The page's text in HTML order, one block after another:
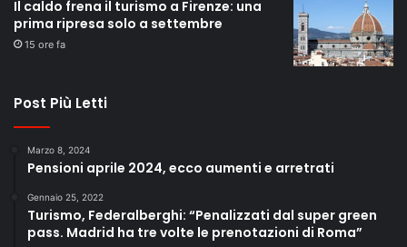
Il caldo frena il turismo a Firenze: una
prima ripresa solo a settembre
15 ore fa
Post Più Letti
Marzo 8, 2024
Pensioni aprile 2024, ecco aumenti e arretrati
Gennaio 25, 2022
Turismo, Federalberghi: “Penalizzati dal super green
pass. Madrid ha tre volte le prenotazioni di Roma”